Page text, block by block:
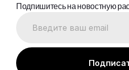
Подпишитесь на новостную